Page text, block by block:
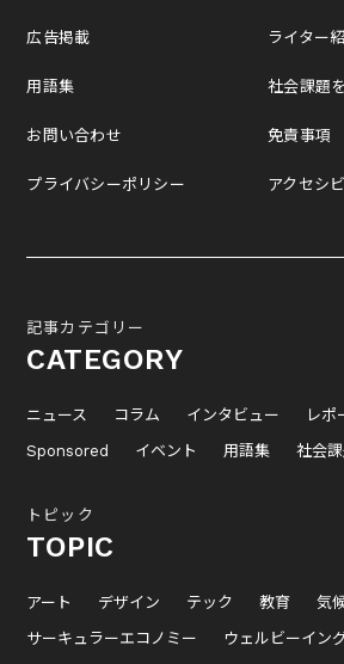
広告掲載
用語集
お問い合わせ
プライバシーポリシー
ライター
社会課題
免責事項
アクセシ
記事カテゴリー
CATEGORY
ニュース コラム インタビュー レポ
Sponsored
イベント 用語集 社会
トピック
TOPIC
アート デザイン テック 教育
気
サーキュラーエコノミー
ウェルビーイン